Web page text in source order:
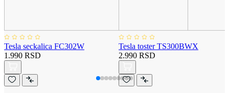
Tesla seckalica FC302W
1.990 RSD
Tesla toster TS300BWX
2.990 RSD